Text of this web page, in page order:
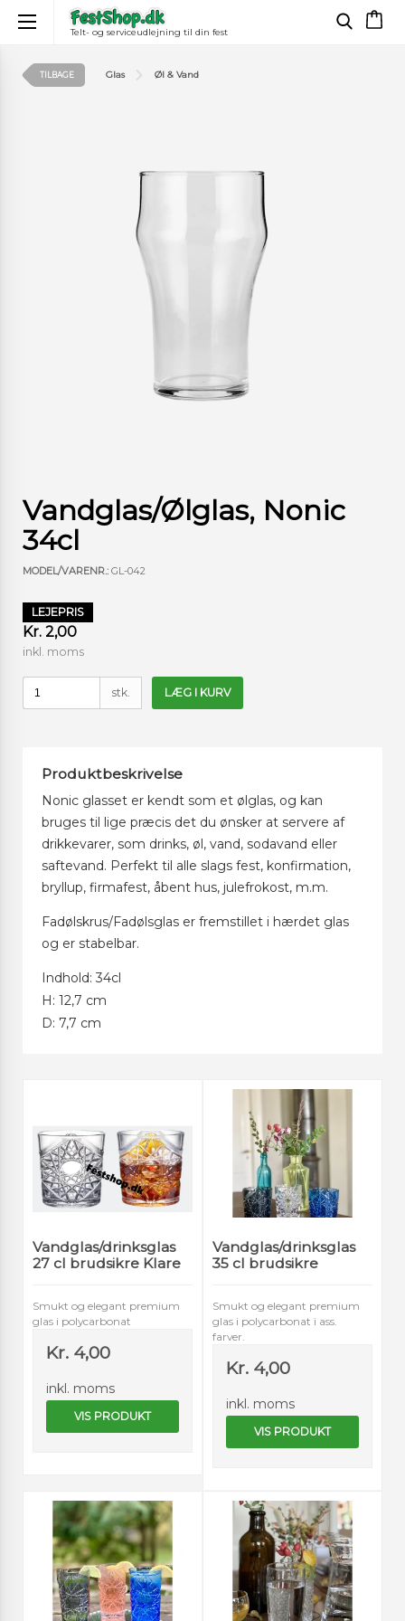
Telt- og serviceudlejning til din fest
TILBAGE Glas Øl & Vand
Vandglas/Ølglas, Nonic
34cl
MODEL/VARENR.: GL-042
LEJEPRIS
Kr. 2,00
inkl. moms
stk. LÆG I KURV
Produktbeskrivelse
Nonic glasset er kendt som et ølglas, og kan
bruges til lige præcis det du ønsker at servere af
drikkevarer, som drinks, øl, vand, sodavand eller
saftevand. Perfekt til alle slags fest, konfirmation,
bryllup, firmafest, åbent hus, julefrokost, m.m.
Fadølskrus/Fadølsglas er fremstillet i hærdet glas
og er stabelbar.
Indhold: 34cl
H: 12,7 cm
D: 7,7 cm
Vandglas/drinksglas
27 cl brudsikre Klare
Smukt og elegant premium
glas i polycarbonat
Kr. 4,00
inkl. moms
VIS PRODUKT
Vandglas/drinksglas
35 cl brudsikre
Smukt og elegant premium
glas i polycarbonat i ass.
farver.
Kr. 4,00
inkl. moms
VIS PRODUKT